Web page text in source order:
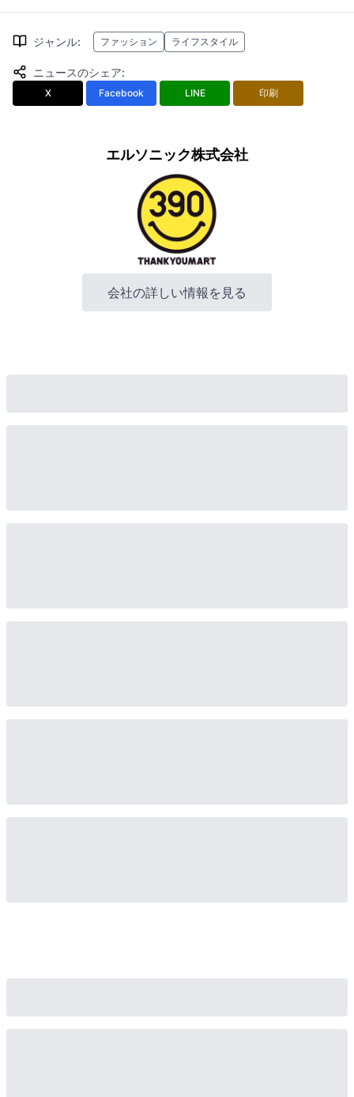
ジャンル: ファッション ライフスタイル
ニュースのシェア:
X Facebook LINE 印刷
エルソニック株式会社
会社の詳しい情報を見る